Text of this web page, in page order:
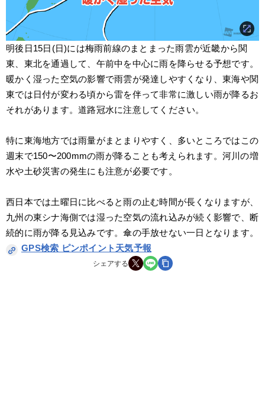
明後日15日(日)には梅雨前線のまとまった雨雲が近畿から関
東、東北を通過して、午前中を中心に雨を降らせる予想です。
暖かく湿った空気の影響で雨雲が発達しやすくなり、東海や関
東では日付が変わる頃から雷を伴って非常に激しい雨が降るお
それがあります。道路冠水に注意してください。
特に東海地方では雨量がまとまりやすく、多いところではこの
週末で150〜200mmの雨が降ることも考えられます。河川の増
水や土砂災害の発生にも注意が必要です。
西日本では土曜日に比べると雨の止む時間が長くなりますが、
九州の東シナ海側では湿った空気の流れ込みが続く影響で、断
続的に雨が降る見込みです。傘の手放せない一日となります。
GPS検索 ピンポイント天気予報
シェアする